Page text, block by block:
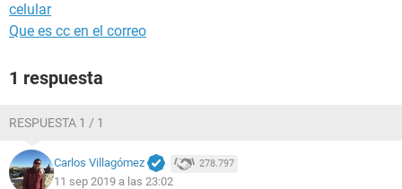
celular
Que es cc en el correo
1 respuesta
RESPUESTA 1 / 1
Carlos Villagómez 278.797
11 sep 2019 a las 23:02